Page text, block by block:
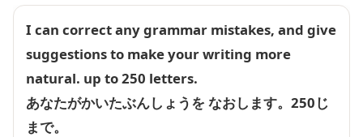
I can correct any grammar mistakes, and give
suggestions to make your writing more
natural. up to 250 letters.
あなたがかいたぶんしょうを なおします。250じ
まで。